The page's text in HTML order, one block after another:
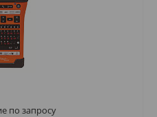
по запросу